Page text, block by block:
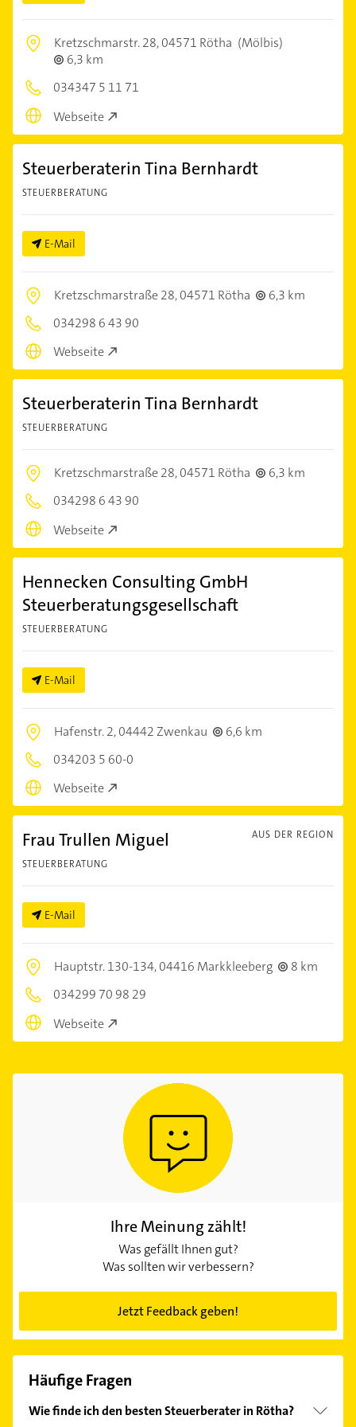
Kretzschmarstr. 28,04571 Rötha (Mölbis)
6,3 km
034347 5 11 71
Webseite
Steuerberaterin Tina Bernhardt
STEUERBERATUNG
E-Mail
Kretzschmarstraße 28,04571 Rötha
6,3 km
034298 6 43 90
Webseite
Steuerberaterin Tina Bernhardt
STEUERBERATUNG
Kretzschmarstraße 28,04571 Rötha
6,3 km
034298 6 43 90
Webseite
Hennecken Consulting GmbH
Steuerberatungsgesellschaft
STEUERBERATUNG
E-Mail
Hafenstr. 2,04442 Zwenkau
6,6 km
034203 5 60-0
Webseite
AUS DER REGION
Frau Trullen Miguel
STEUERBERATUNG
E-Mail
Hauptstr. 130-134,04416 Markkleeberg
8 km
034299 70 98 29
Webseite
Ihre Meinung zählt!
Was gefällt Ihnen gut?
Was sollten wir verbessern?
Jetzt Feedback geben!
Häufige Fragen
Wie finde ich den besten Steuerberater in Rötha?